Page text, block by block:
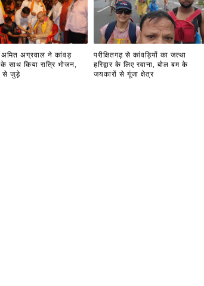
अमित अग्रवाल ने कांवड़
के साथ किया रात्रि भोजन,
से जुड़े
परीक्षितगढ़ से कांवड़ियों का जत्था
हरिद्वार के लिए रवाना, बोल बम के
जयकारों से गूंजा क्षेत्र